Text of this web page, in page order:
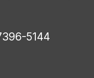
5144